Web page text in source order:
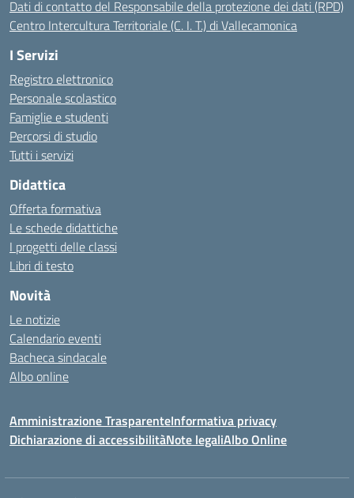
Dati di contatto del Responsabile della protezione dei dati (RPD)
Centro Intercultura Territoriale (C. I. T.) di Vallecamonica
I Servizi
Registro elettronico
Personale scolastico
Famiglie e studenti
Percorsi di studio
Tutti i servizi
Didattica
Offerta formativa
Le schede didattiche
I progetti delle classi
Libri di testo
Novità
Le notizie
Calendario eventi
Bacheca sindacale
Albo online
Amministrazione TrasparenteInformativa privacy
Dichiarazione di accessibilitàNote legaliAlbo Online